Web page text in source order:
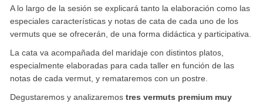
A lo largo de la sesión se explicará tanto la elaboración como las
especiales características y notas de cata de cada uno de los
vermuts que se ofrecerán, de una forma didáctica y participativa.
La cata va acompañada del maridaje con distintos platos,
especialmente elaboradas para cada taller en función de las
notas de cada vermut, y remataremos con un postre.
Degustaremos y analizaremos tres vermuts premium muy